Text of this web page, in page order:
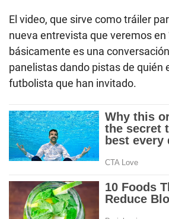
El video, que sirve como tráiler
nueva entrevista que veremos en
básicamente es una
panelistas dando pistas de quién
futbolista que han invitado.